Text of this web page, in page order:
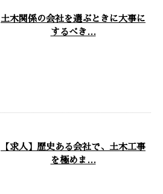
土木関係の会社を選ぶときに大事に
するべき…
【求人】歴史ある会社で、土木工事
を極めま…